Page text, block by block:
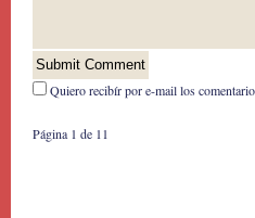
Quiero recibír por e-mail los
Página 1 de 1 1